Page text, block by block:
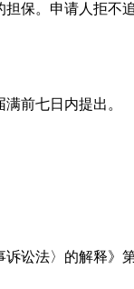
保。申请人拒不
前七日内提出。
讼法〉的解释》